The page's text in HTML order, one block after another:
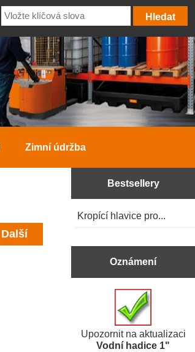
Zimní údržba
Další
Bestsellery
Kropící hlavice pro...
Oznámení
Upozornit na aktualizaci
Vodní hadice 1"